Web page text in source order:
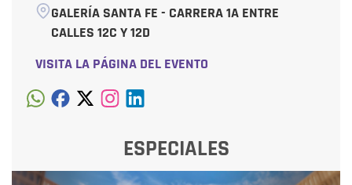
GALERÍA SANTA FE - CARRERA 1A ENTRE
CALLES 12C Y 12D
VISITA LA PÁGINA DEL EVENTO
ESPECIALES